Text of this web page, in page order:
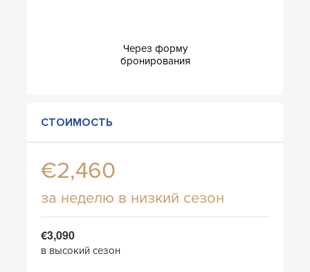
Через форму
бронирования
СТОИМОСТЬ
€2,460
за неделю в низкий сезон
€3,090
в высокий сезон